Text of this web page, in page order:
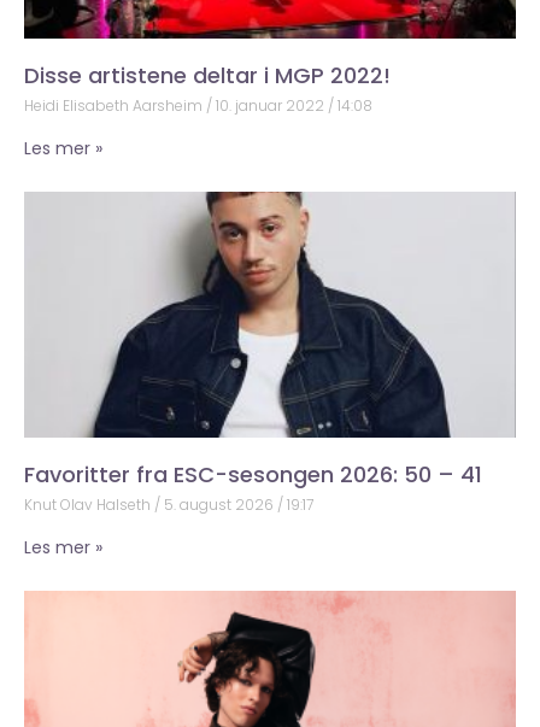
Disse artistene deltar i MGP 2022!
Heidi Elisabeth Aarsheim 10. januar 2022 14:08
Les mer »
Favoritter fra ESC-sesongen 2026: 50 – 41
Knut Olav Halseth 5. august 2026 19:17
Les mer »